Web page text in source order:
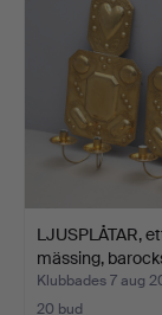
LJUSPLÅTAR,
mässing,
Klubbades 7 aug
20 bud